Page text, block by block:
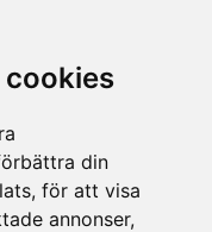
cookies
din
för att visa
annonser,